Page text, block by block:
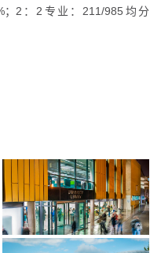
；2：2专业：211/985均分